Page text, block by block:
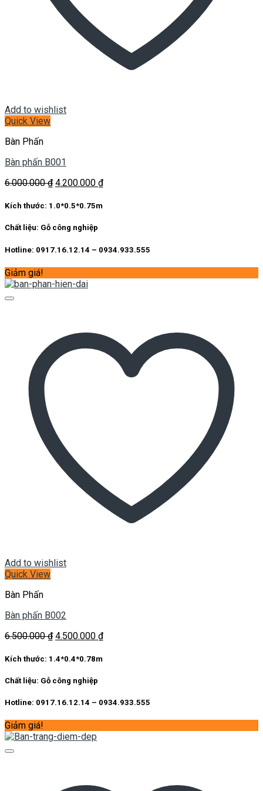
Add to wishlist
Quick View
Bàn Phấn
Bàn phấn B001
6.000.000₫ Giá
là:
4.200.000 ₫Giá
Kích thước: 1.0*0.5*0.75m
Chất liệu: Gỗ công nghiệp
Hotline: 0917.16.12.14 – 0934.933.555
Giảm giá!
Add to wishlist
Quick View
Bàn Phấn
Bàn phấn B002
6.500.000₫ Giá
là:
4.500.000 ₫Giá
Kích thước: 1.4*0.4*0.78m
Chất liệu: Gỗ công nghiệp
Hotline: 0917.16.12.14 – 0934.933.555
Giảm giá!